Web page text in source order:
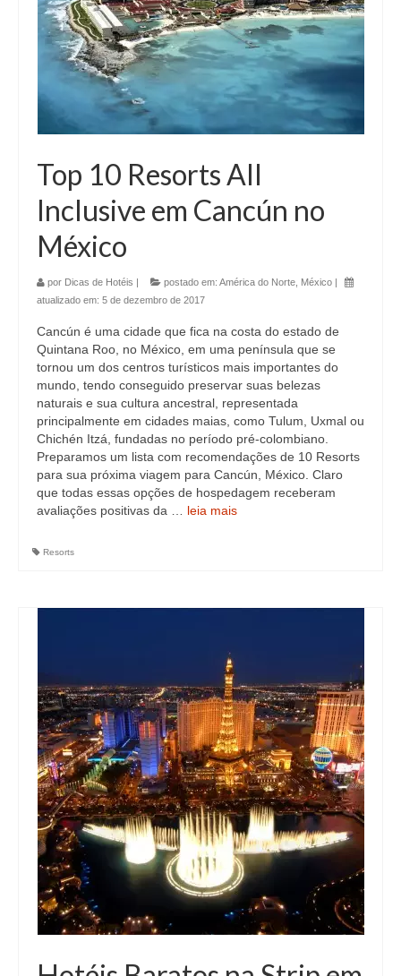
Top 10 Resorts All
Inclusive em Cancún no
México
por Dicas de Hotéis | postado em: América do Norte México |
atualizado em: 5 de dezembro de 2017
Cancún é uma cidade que fica na costa do estado de
Quintana Roo, no México, em uma península que se
tornou um dos centros turísticos mais importantes do
mundo, tendo conseguido preservar suas belezas
naturais e sua cultura ancestral, representada
principalmente em cidades maias, como Tulum, Uxmal ou
Chichén Itzá, fundadas no período pré-colombiano.
Preparamos um lista com recomendações de 10 Resorts
para sua próxima viagem para Cancún, México. Claro
que todas essas opções de hospedagem receberam
avaliações positivas da … leia mais
Resorts